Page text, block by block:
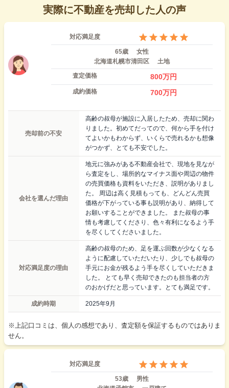
実際に不動産を売却した人の声
対応満足度
65歳
女性
北海道札幌市清田区
土地
査定価格
800万円
成約価格 700万円
売却前の不安
高齢の叔母が施設に入居したため、売却に関わ
りました。初めてだってので、何から手を付け
てよいかもわからず、いくらで売れるかも想像
がつかず、とても不安でした。
会社を選んだ理由
地元に強みがある不動産会社で、現地を見なが
ら査定をし、場所的なマイナス面や周辺の物件
の売買価格も資料をいただき、説明がありまし
た。 周辺は高く見積もっても、どんどん売買
価格が下がっている事も説明があり、納得して
お願いすることができました。 また叔母の事
情も考慮してくださり、色々有利になるよう手
を尽くしてくださいました。
対応満足度の理由
高齢の叔母のため、足を運ぶ回数が少なくなる
ように配慮していただいたり、少しでも叔母の
手元にお金が残るよう手を尽くしていただきま
した。 とても早く売却できたのも担当者の方
のおかげだと思っています。とても満足です。
成約時期 2025年9月
※上記口コミは、個人の感想であり、査定額を保証するものではありま
せん。
対応満足度
53歳
男性